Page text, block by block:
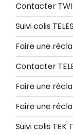
Contacter
Suivi colis
Faire une
Contacter
Faire une
Faire une
Suivi colis TEK